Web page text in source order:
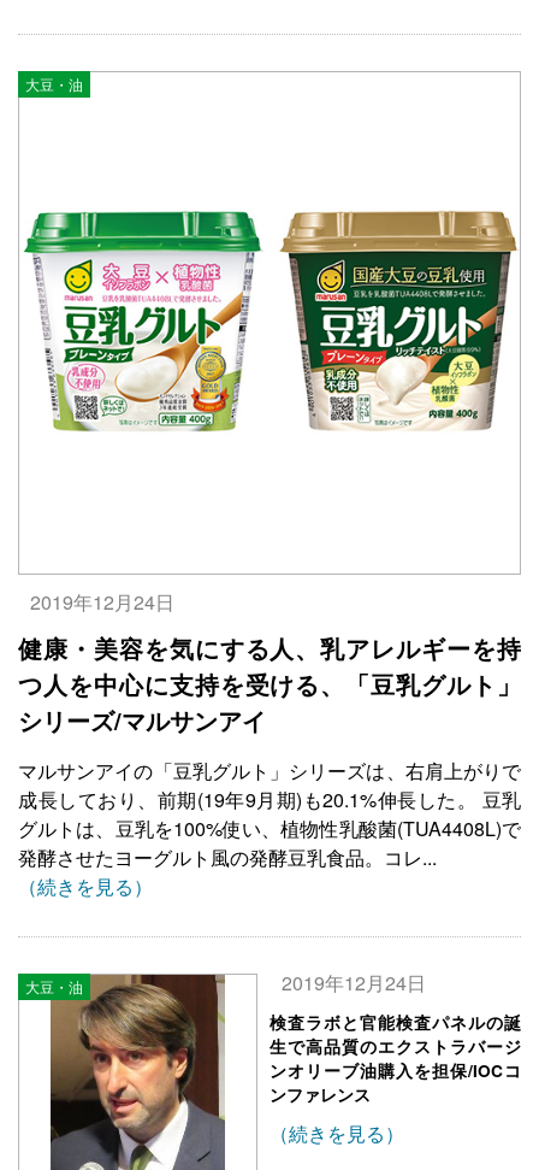
大豆・油
2019年12月24日
健康・美容を気にする人、乳アレルギーを持
つ人を中心に支持を受ける、「豆乳グルト」
シリーズ/マルサンアイ
マルサンアイの「豆乳グルト」シリーズは、右肩上がりで
成長しており、前期(19年9月期)も20.1%伸長した。 豆乳
グルトは、豆乳を100%使い、植物性乳酸菌(TUA4408L)で
発酵させたヨーグルト風の発酵豆乳食品。コレ...
（続きを見る）
大豆・油 2019年12月24日
検査ラボと官能検査パネルの誕
生で高品質のエクストラバージ
ンオリーブ油購入を担保/IOCコ
ンファレンス
（続きを見る）